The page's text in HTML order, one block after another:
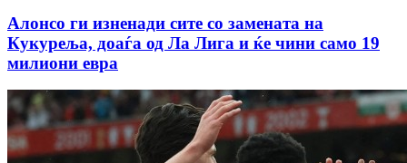
Алонсо ги изненади сите со замената на
Кукуреља, доаѓа од Ла Лига и ќе чини само 19
милиони евра